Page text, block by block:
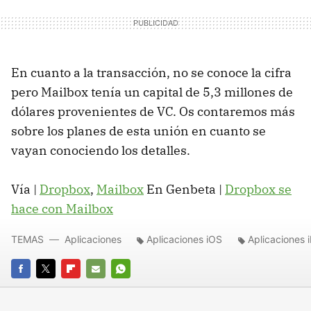
En cuanto a la transacción, no se conoce la cifra
pero Mailbox tenía un capital de 5,3 millones de
dólares provenientes de VC. Os contaremos más
sobre los planes de esta unión en cuanto se
vayan conociendo los detalles.
Vía | Dropbox, Mailbox En Genbeta | Dropbox se
hace con Mailbox
FACEBOOK
TWITTERFLIPBOARD
E-
WHATSAPP
TEMAS Aplicaciones Aplicaciones iOS Aplicaciones